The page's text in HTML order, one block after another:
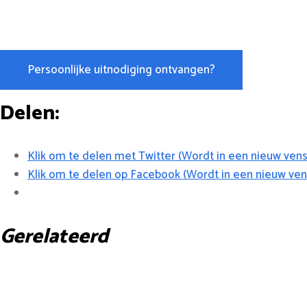
Persoonlijke uitnodiging ontvangen?
Delen:
Klik om te delen met Twitter (Wordt in een nieuw
Klik om te delen op Facebook (Wordt in een nieuw
Gerelateerd